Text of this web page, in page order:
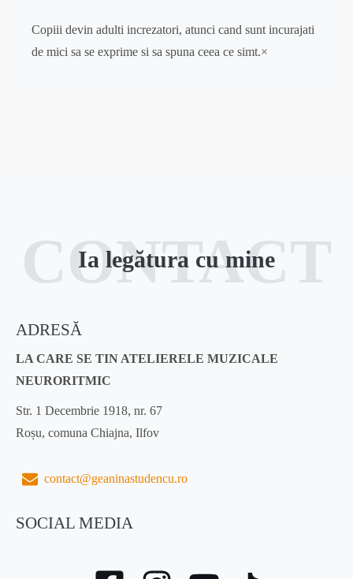
Copiii devin adulti increzatori, atunci cand sunt incurajati
de mici sa se exprime si sa spuna ceea ce simt.×
CONTACT
Ia legătura cu mine
ADRESĂ
LA CARE SE TIN ATELIERELE MUZICALE
NEURORITMIC
Str. 1 Decembrie 1918, nr. 67
Roșu, comuna Chiajna, Ilfov
contact@geaninastudencu.ro
SOCIAL MEDIA